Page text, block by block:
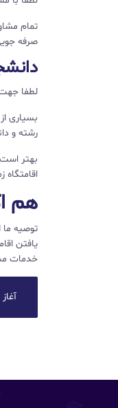
تمام
صرفه
لطفا جهت
بسیاری
رشته و
بهتر
اقامتگاه
هم
توصیه
یافتن
خدمات